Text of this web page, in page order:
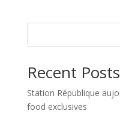
Recent Posts
Station République
food exclusives